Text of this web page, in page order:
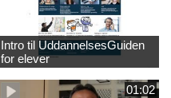
Intro til UddannelsesGuiden
for elever
01:02